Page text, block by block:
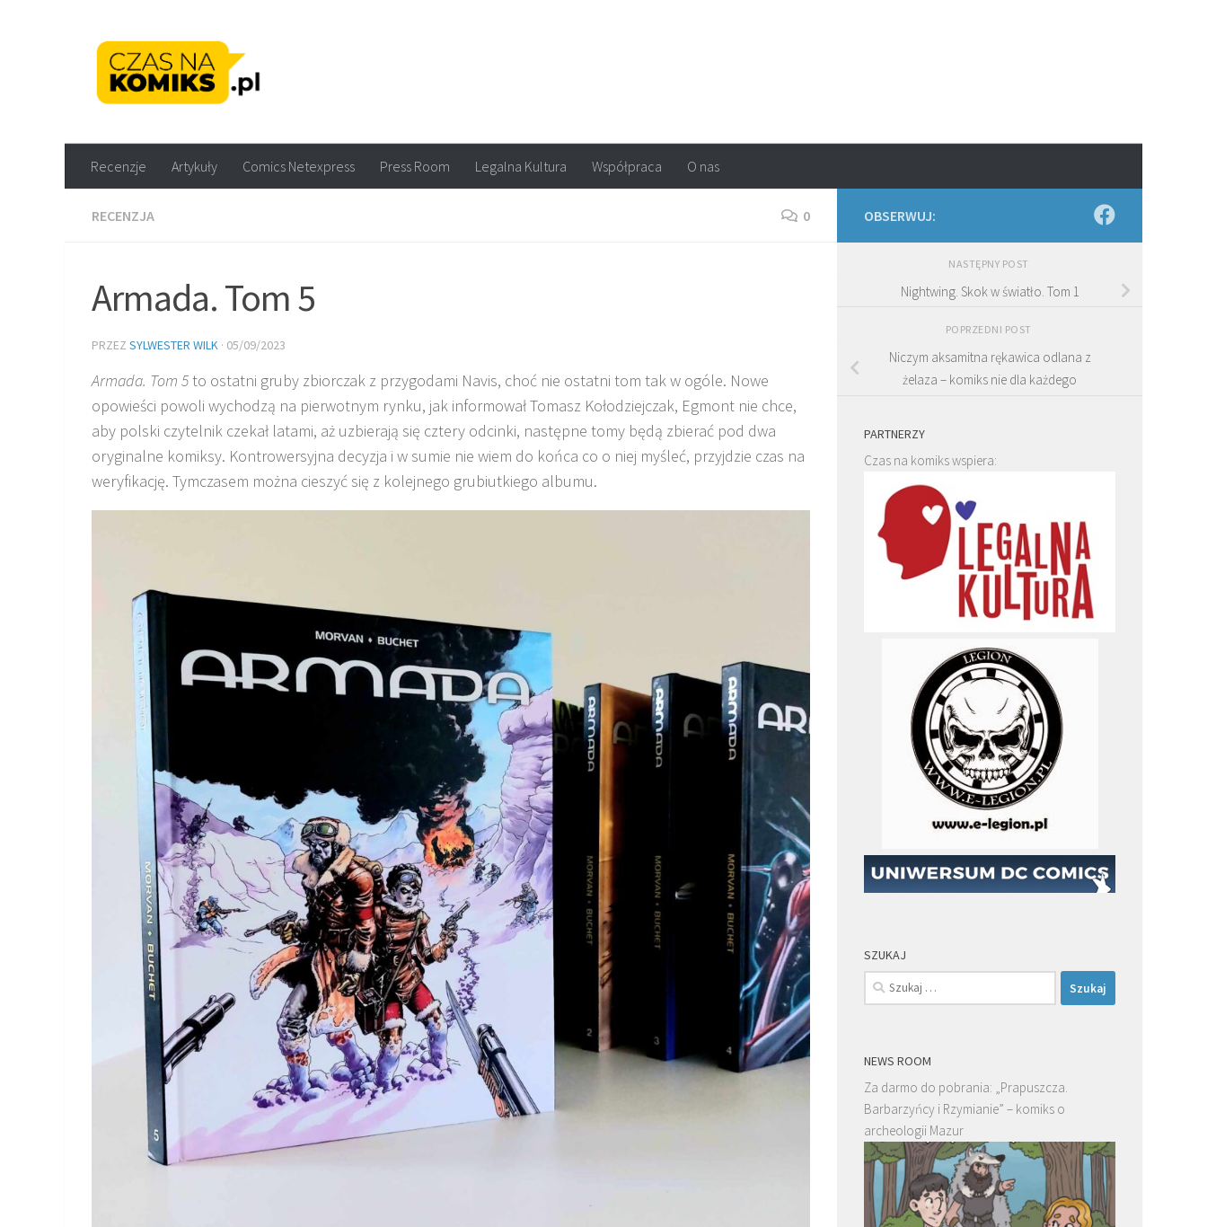
Recenzje Artykuły Comics Netexpress Press Room Legalna Kultura Współpraca O nas
RECENZJA 0
Armada. Tom 5
PRZEZ SYLWESTER WILK · 05/09/2023
Armada. Tom 5to ostatni gruby zbiorczak z przygodami Navis, choć nie ostatni tom tak w ogóle. Nowe
opowieści powoli wychodzą na pierwotnym rynku, jak informował Tomasz Kołodziejczak, Egmont nie chce,
aby polski czytelnik czekał latami, aż uzbierają się cztery odcinki, następne tomy będą zbierać pod dwa
oryginalne komiksy. Kontrowersyjna decyzja i w sumie nie wiem do końca co o niej myśleć, przyjdzie czas na
weryfikację. Tymczasem można cieszyć się z kolejnego grubiutkiego albumu.
OBSERWUJ:
NASTĘPNY POST
Nightwing. Skok w światło. Tom 1
POPRZEDNI POST
Niczym aksamitna rękawica odlana z
żelaza – komiks nie dla każdego
PARTNERZY
Czas na komiks wspiera:
SZUKAJ
Szukaj:
NEWS ROOM
Za darmo do pobrania: „Prapuszcza.
Barbarzyńcy i Rzymianie” – komiks o
archeologii Mazur